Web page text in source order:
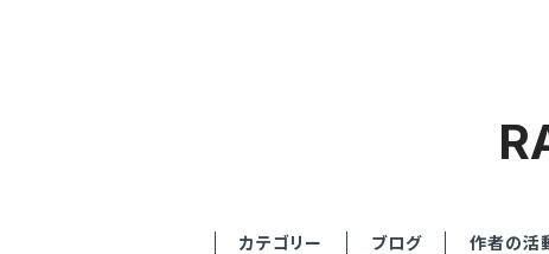
カテゴリー ブログ 作者の活